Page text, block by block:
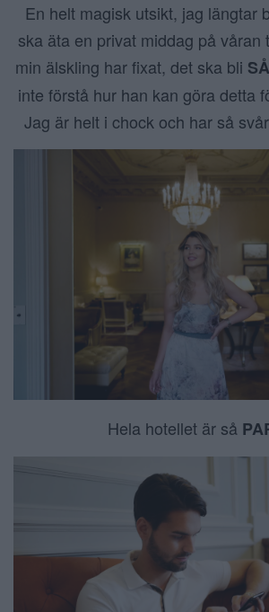
En helt magisk utsikt, jag längtar
ska äta en privat middag på våran
min älskling har fixat, det ska bli SÅ
inte förstå hur han kan göra detta
Jag är helt i chock och har så
Hela hotellet är så